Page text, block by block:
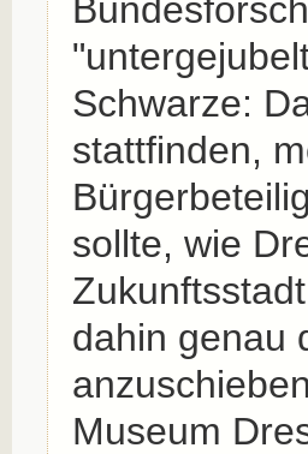
Schwarze:
stattfinden,
sollte, wie
dahin genau
Museum